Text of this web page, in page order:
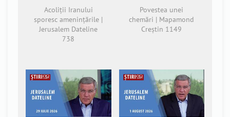
Acoliții Iranului
sporesc amenințările |
Jerusalem Dateline
738
Povestea unei
chemări | Mapamond
Creștin 1149